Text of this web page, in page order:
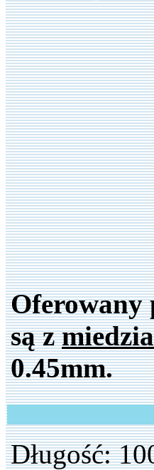
Oferowany
są z
0.45mm.
Długość: